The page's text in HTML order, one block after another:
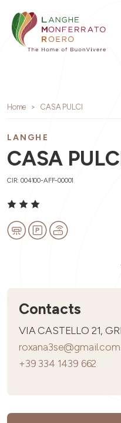
Home CASA PULCI
LANGHE
CASA
CIR: 004100-AFF-00001
Contacts
VIA CASTELLO 21,
roxana3se@gmail.com
+39 334 1439 662